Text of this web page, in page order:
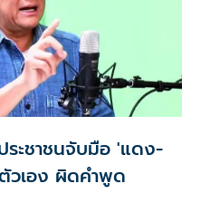
ะชาชนจับมือ 'แดง-
วเอง ผิดคำพูด